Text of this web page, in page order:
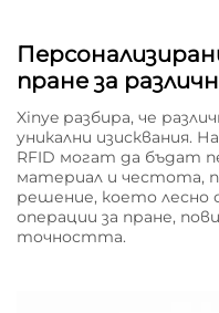
пране за
Xinye разбира, че
уникални изисквания.
RFID могат да бъдат
материал и честота,
решение, което лесно
операции за пране,
точността.